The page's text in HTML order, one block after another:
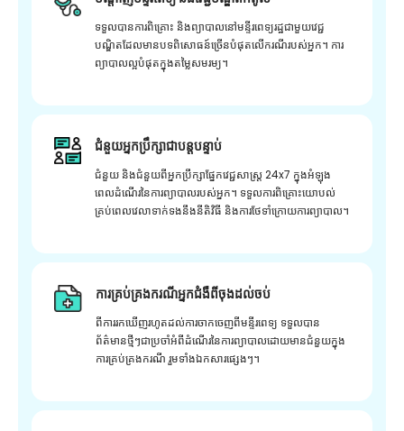
ទទួលបានការពិគ្រោះ និងព្យាបាលនៅមន្ទីរពេទ្យរដ្ឋជាមួយវេជ្ជ
បណ្ឌិតដែលមានបទពិសោធន៍ច្រើនបំផុតលើករណីរបស់អ្នក។ ការ
ព្យាបាលល្អបំផុតក្នុងតម្លៃសមរម្យ។
ជំនួយអ្នកប្រឹក្សាជាបន្តបន្ទាប់
ជំនួយ និងជំនួយពីអ្នកប្រឹក្សាផ្នែកវេជ្ជសាស្រ្ត 24x7 ក្នុងអំឡុង
ពេលដំណើរនៃការព្យាបាលរបស់អ្នក។ ទទួលការពិគ្រោះយោបល់
គ្រប់ពេលវេលាទាក់ទងនឹងនីតិវិធី និងការថែទាំក្រោយការព្យាបាល។
ការគ្រប់គ្រងករណីអ្នកជំងឺពីចុងដល់ចប់
ពីការរកឃើញរហូតដល់ការចាកចេញពីមន្ទីរពេទ្យ ទទួលបាន
ព័ត៌មានថ្មីៗជាប្រចាំអំពីដំណើរនៃការព្យាបាលដោយមានជំនួយក្នុង
ការគ្រប់គ្រងករណី រួមទាំងឯកសារផ្សេងៗ។